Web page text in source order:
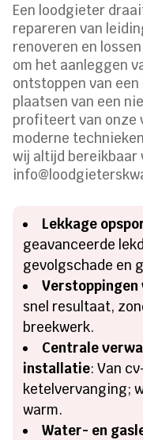
Een loodgieter
repareren van
renoveren en
om het aanleggen
ontstoppen van
plaatsen van een
profiteert van onze
moderne
wij altijd bereikbaar
Lekkage
geavanceerde
gevolgschade en
Verstoppingen
snel resultaat,
breekwerk.​
Centrale
installatie: Van
ketelvervanging;
warm.​
Water- en